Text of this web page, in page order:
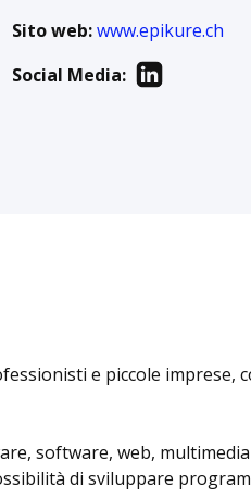
Sito web:www.epikure.ch
Social Media:
e piccole imprese,
software, web,
di sviluppare